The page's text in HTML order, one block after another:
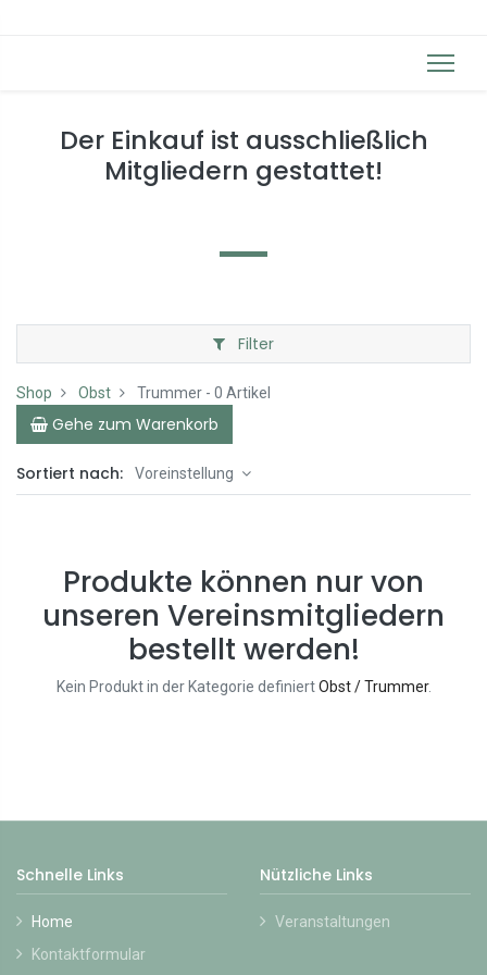
Der Einkauf ist ausschließlich
Mitgliedern gestattet!
Filter
Shop Obst Trummer - 0 Artikel
Gehe zum Warenkorb
Sortiert nach: Voreinstellung
Produkte können nur von
unseren Vereinsmitgliedern
bestellt werden!
Kein Produkt in der Kategorie definiertObst / Trummer.
Schnelle Links
Home
Kontaktformular
Nützliche Links
Veranstaltungen